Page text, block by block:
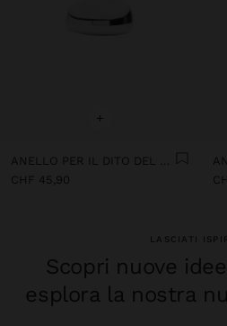
+
CHF 45,90
LASCIATI
Scopri nuove
esplora la nostra